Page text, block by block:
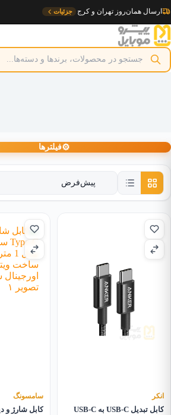
به
محتوا
ارسال همان‌روز تهران و کرج جزئیات
⚙فیلترها
انکر
کابل تبدیل USB-C به USB-C
سامسونگ